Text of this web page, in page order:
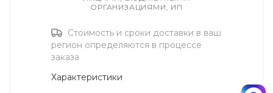
ОРГАНИЗАЦИЯМИ, ИП
Стоимость и сроки доставки в ваш
регион определяются в процессе
заказа
Характеристики